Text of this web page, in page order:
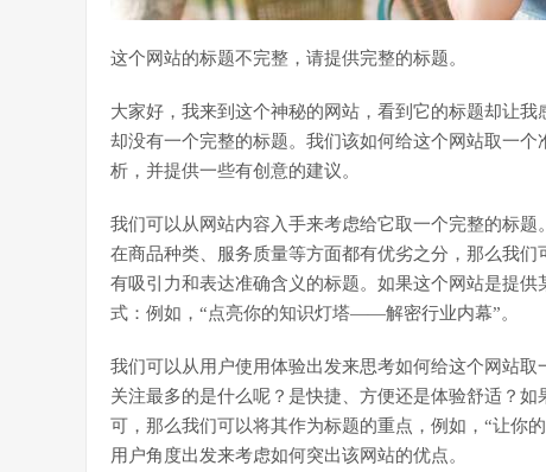
这个网站的标题不完整，请提供完整的标题。
大家好，我来到这个神秘的网站，看到它的标题却让
却没有一个完整的标题。我们该如何给这个网站取一
析，并提供一些有创意的建议。
我们可以从网站内容入手来考虑给它取一个完整的标
在商品种类、服务质量等方面都有优劣之分，那么我
有吸引力和表达准确含义的标题。如果这个网站是提
式：例如，“点亮你的知识灯塔——解密行业内幕”。
我们可以从用户使用体验出发来思考如何给这个网站
关注最多的是什么呢？是快捷、方便还是体验舒适？
可，那么我们可以将其作为标题的重点，例如，“让你
用户角度出发来考虑如何突出该网站的优点。